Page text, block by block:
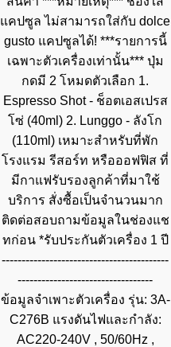
แคปซูล ไม่สามารถใส่กับ dolce
gusto แคปซูลได้! ***รายการนี้
เฉพาะตัวเครื่องเท่านั้น*** ปุ่ม
กดมี 2 โหมดตัวเลือก 1.
Espresso Shot - ช็อตเอสเปรส
โซ่ (40ml) 2. Lunggo - ลังโก
(110ml) เหมาะสำหรับที่พัก
โรงแรม รีสอร์ท หรือออฟฟิส ที่
มีกาแฟรับรองลูกค้าที่มาใช้
บริการ สั่งซื้อเป็นจำนวนมาก
ติดต่อสอบถามข้อมูลในช่องแช
ทก่อน *รับประกันตัวเครื่อง 1 ปี
------------------------------------------
----------------------------------
ข้อมูลจำเพาะตัวเครื่อง รุ่น: 3A-
C276B แรงดันไฟและกำลัง:
AC220-240V , 50/60Hz ,